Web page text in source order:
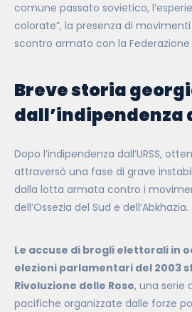
comune passato sovietico,
colorate”, la presenza di
scontro armato con la Federazione
Breve storia
dall’indipendenza
Dopo l’indipendenza dall’URSS,
attraversò una fase di grave
dalla lotta armata contro i
dell’Ossezia del Sud e dell’Abkhazia.
Le accuse di brogli elettorali in
elezioni parlamentari del 2003
Rivoluzione delle Rose, una serie
pacifiche organizzate dalle forze